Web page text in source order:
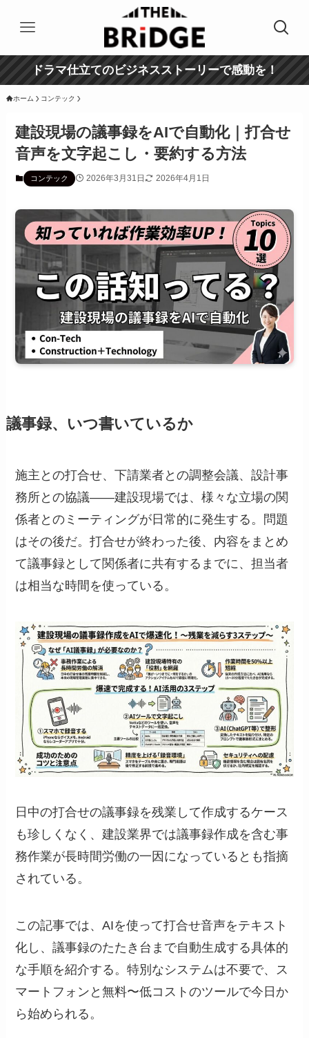
ドラマ仕立てのビジネスストーリーで感動を！
ホーム コンテック
建設現場の議事録をAIで自動化｜打合せ
音声を文字起こし・要約する方法
コンテック 2026年3月31日 2026年4月1日
議事録、いつ書いているか
施主との打合せ、下請業者との調整会議、設計事
務所との協議――建設現場では、様々な立場の関
係者とのミーティングが日常的に発生する。問題
はその後だ。打合せが終わった後、内容をまとめ
て議事録として関係者に共有するまでに、担当者
は相当な時間を使っている。
日中の打合せの議事録を残業して作成するケース
も珍しくなく、建設業界では議事録作成を含む事
務作業が長時間労働の一因になっているとも指摘
されている。
この記事では、AIを使って打合せ音声をテキスト
化し、議事録のたたき台まで自動生成する具体的
な手順を紹介する。特別なシステムは不要で、ス
マートフォンと無料〜低コストのツールで今日か
ら始められる。